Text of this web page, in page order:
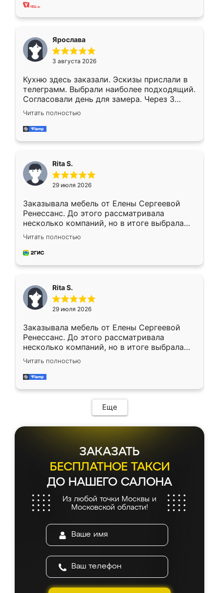
Ярослава
3 августа 2026
Кухню здесь заказали. Эскизы прислали в
телеграмм. Выбрали наиболее подходящий.
Согласовали день для замера. Через 3
недели кухня была уже готова. Остались
довольны работой. Спасибо Ренессанс
мебель за качественную работу!
Читать полностью
Rita S.
29 июля 2026
Заказывала мебель от Елены Сергеевой
Ренессанс. До этого рассматривала
несколько компаний, но в итоге выбрала
эту. Сначала обговорили условия, потом
приехал замерщик, всё спокойно объяснил
и снял размеры. Изготовили в срок, с
каких-либо доработок. Качеством осталась
довольна, все выглядит так, как и ожидала.
Читать полностью
Rita S.
29 июля 2026
Заказывала мебель от Елены Сергеевой
Ренессанс. До этого рассматривала
несколько компаний, но в итоге выбрала
эту. Сначала обговорили условия, потом
приехал замерщик, всё спокойно объяснил
и снял размеры. Изготовили в срок, с
мебель сразу встала на свое место без
каких-либо доработок. Качеством осталась
довольна, все выглядит так, как и ожидала.
Читать полностью
Еще
ЗАКАЗАТЬ
БЕСПЛАТНОЕ ТАКСИ
ДО НАШЕГО САЛОНА
Из любой точки Москвы и
Московской области!